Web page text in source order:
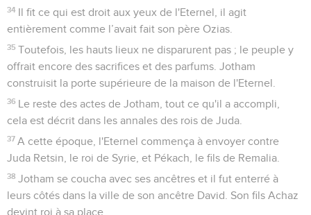
34 Il fit ce qui est droit aux yeux de l'Eternel, il agit
entièrement comme l’avait fait son père Ozias.
35 Toutefois, les hauts lieux ne disparurent pas ; le peuple y
offrait encore des sacrifices et des parfums. Jotham
construisit la porte supérieure de la maison de l'Eternel.
36 Le reste des actes de Jotham, tout ce qu'il a accompli,
cela est décrit dans les annales des rois de Juda.
37 A cette époque, l'Eternel commença à envoyer contre
Juda Retsin, le roi de Syrie, et Pékach, le fils de Remalia.
38 Jotham se coucha avec ses ancêtres et il fut enterré à
leurs côtés dans la ville de son ancêtre David. Son fils Achaz
devint roi à sa place.